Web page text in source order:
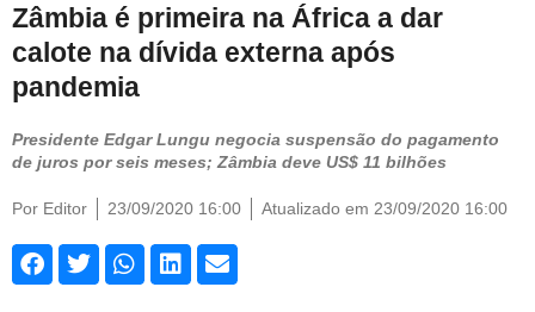
Zâmbia é primeira na África a dar
calote na dívida externa após
pandemia
Presidente Edgar Lungu negocia suspensão do pagamento
de juros por seis meses; Zâmbia deve US$ 11 bilhões
Por Editor 23/09/2020 16:00 Atualizado em 23/09/2020 16:00